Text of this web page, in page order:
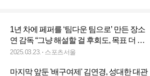
1년 차에 페퍼를 ‘팀다운 팀으로’ 만든 장소
연 감독 “그냥 해설할 걸 후회도, 목표 더 높
게 잡겠다”[SS인터뷰]
2025.03.23. 스포츠서울
마지막 앞둔 '배구여제' 김연경, 성대한 대관